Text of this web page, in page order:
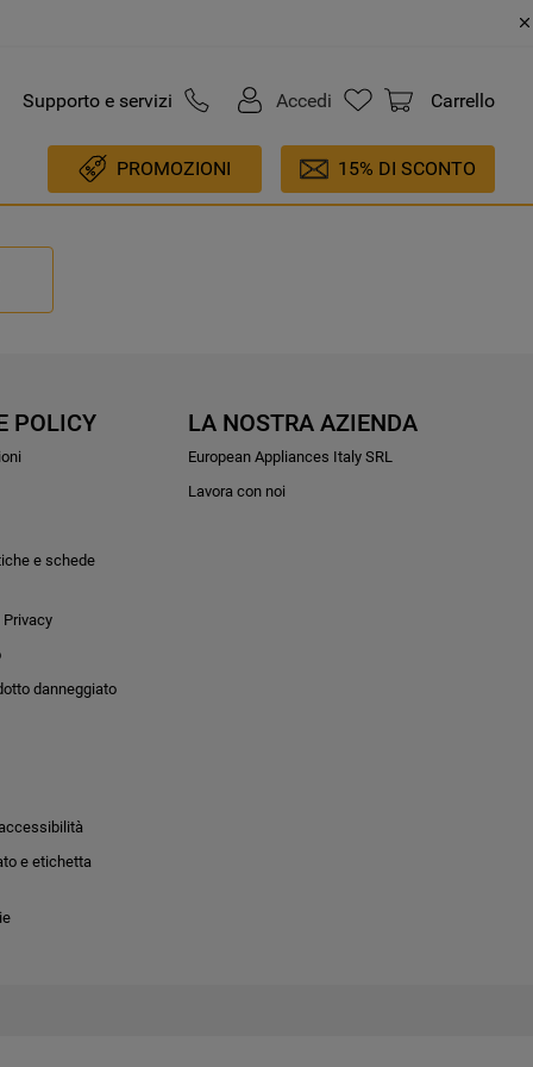
Supporto e servizi Accedi Carrello
PROMOZIONI 15% DI SCONTO
POLICY
e schede
danneggiato
e etichetta
LA NOSTRA AZIENDA
European Appliances Italy SRL
Lavora con noi